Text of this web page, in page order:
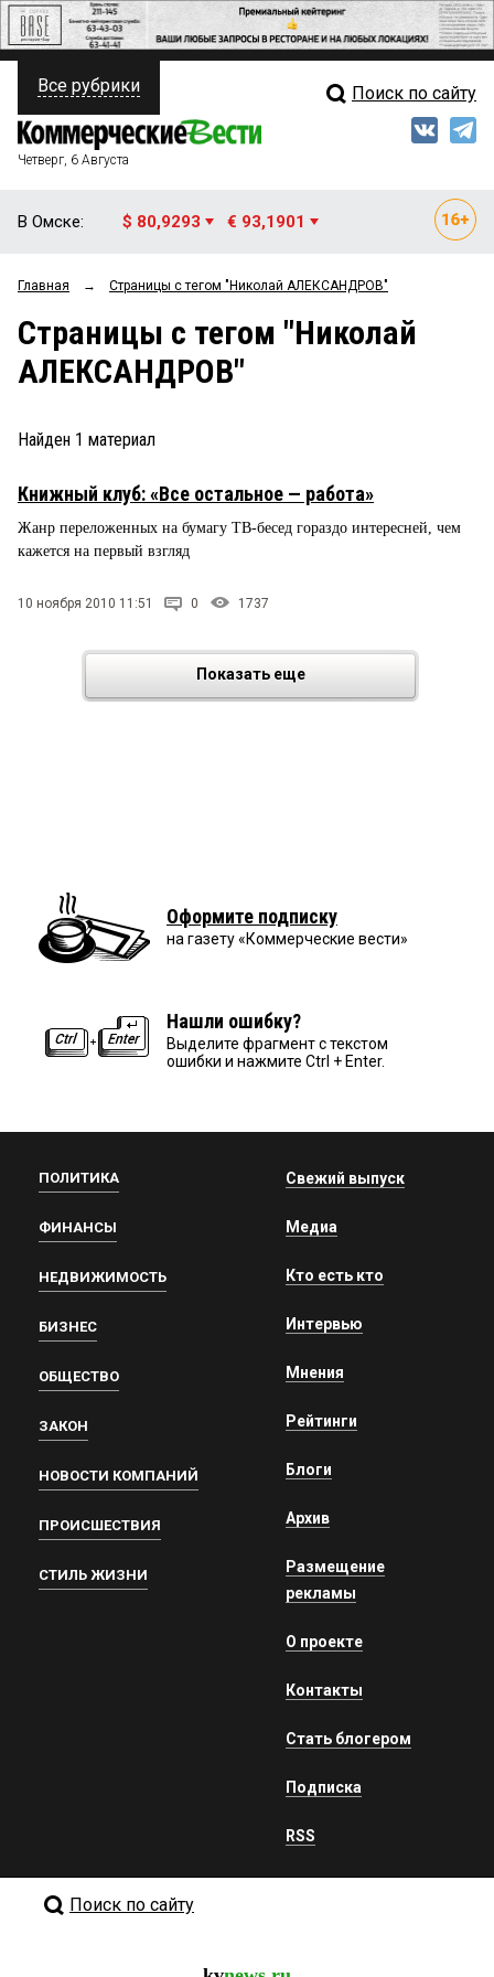
ПОЛИТИКА
ФИНАНСЫ
ОБЩЕСТВО
ЗАКОН
НОВОСТИ КОМПАНИЙ
ПРОИСШЕСТВИЯ
СТИЛЬ ЖИЗНИ
Свежий выпуск
Мнения
Рейтинги
Все рубрики Поиск по сайту
Четверг, 6 Августа
В Омске: $ 80,9293 € 93,1901
Главная → Страницы c тегом "Николай АЛЕКСАНДРОВ"
Страницы c тегом "Николай
АЛЕКСАНДРОВ"
Найден 1 материал
Книжный клуб: «Все остальное — работа»
Жанр переложенных на бумагу ТВ-бесед гораздо интересней, чем
кажется на первый взгляд
10 ноября 2010 11:51 0 1737
Показать еще
Оформите подписку
на газету «Коммерческие вести»
Нашли ошибку?
Выделите фрагмент с текстом
ошибки и нажмите Ctrl + Enter.
ПОЛИТИКА
ФИНАНСЫ
НЕДВИЖИМОСТЬ
БИЗНЕС
ОБЩЕСТВО
ЗАКОН
НОВОСТИ КОМПАНИЙ
ПРОИСШЕСТВИЯ
СТИЛЬ ЖИЗНИ
Свежий выпуск
Медиа
Кто есть кто
Интервью
Мнения
Рейтинги
Блоги
Архив
Размещение
рекламы
О проекте
Контакты
Стать блогером
Подписка
RSS
Поиск по сайту